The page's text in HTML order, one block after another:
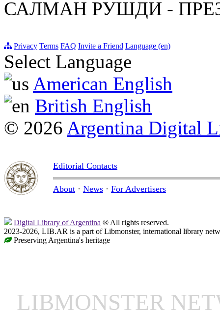
САЛМАН РУШДИ -
Privacy Terms FAQ Invite a Friend Language (en)
Select Language
American English
British English
© 2026 Argentina Digital
Editorial Contacts
About · News · For Advertisers
Digital Library of Argentina ® All rights reserved.
2023-2026, LIB.AR is a part of Libmonster, international library
Preserving Argentina's heritage
LIBMONSTER